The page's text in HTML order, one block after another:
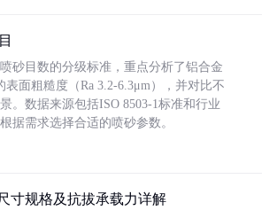
砂目数的分级标准，重点分析了铝合金
表面粗糙度（Ra 3.2-6.3μm），并对比不
。数据来源包括ISO 8503-1标准和行业
据需求选择合适的喷砂参数。
寸规格及抗拔承载力详解